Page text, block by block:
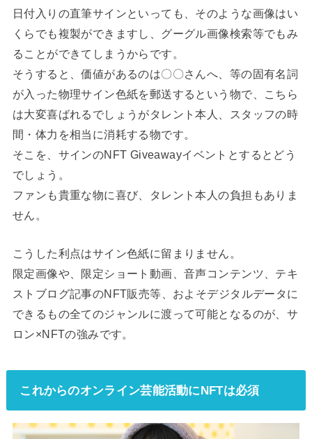
日付入りの直筆サインといっても、そのような画像はい
くらでも複製ができますし、グーグル画像検索等でもみ
ることができてしまうからです。
そうすると、価値があるのは〇〇さんへ、等の固有名詞
が入った物理サイン色紙を郵送するという物で、こちら
は大変喜ばれるでしょうがタレント本人、スタッフの時
間・体力を相当に消耗する物です。
そこを、サインのNFT Giveawayイベントとするとどう
でしょう。
ファンも貴重な物に喜び、タレント本人の負担もありま
せん。
こうした利点はサイン色紙に留まりません。
限定画像や、限定ショート動画、音声コンテンツ、テキ
ストブログ記事のNFT販売等、およそデジタルデータに
できるもの全てのジャンルに渡って可能となるのが、サ
ロン×NFTの強みです。
これからのオンライン芸能活動にNFTは必須